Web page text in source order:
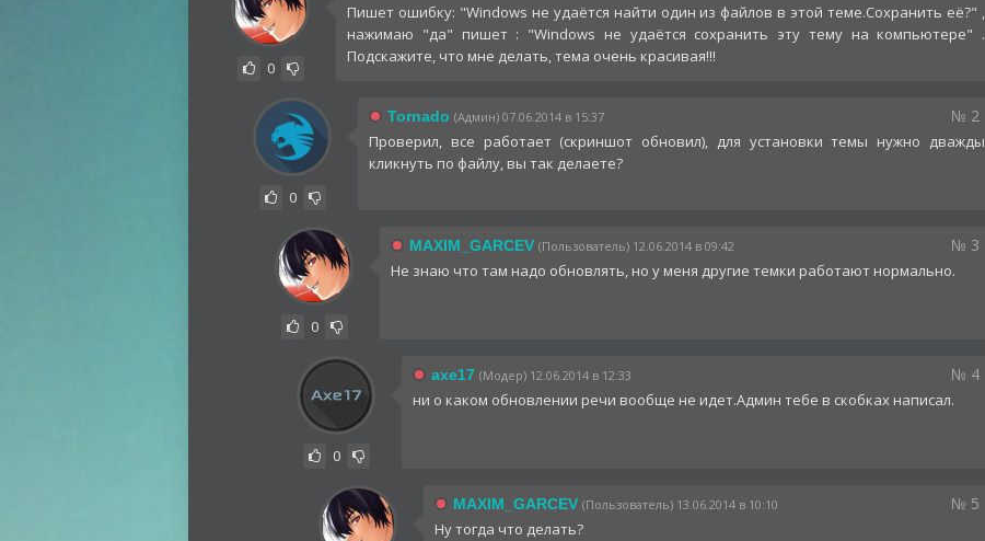
0
Пишет ошибку: "Windows не удаётся найти один из файлов в этой теме.Сохранить её?" ,
нажимаю "да" пишет : "Windows не удаётся сохранить эту тему на компьютере" .
Подскажите, что мне делать, тема очень красивая!!!
0
Tornado (Админ) 07.06.2014 в 15:37 № 2
Проверил, все работает (скриншот обновил), для установки темы нужно дважды
кликнуть по файлу, вы так делаете?
0
MAXIM_GARCEV (Пользователь) 12.06.2014 в 09:42 № 3
Не знаю что там надо обновлять, но у меня другие темки работают нормально.
0
axe17 (Модер) 12.06.2014 в 12:33 № 4
ни о каком обновлении речи вообще не идет.Админ тебе в скобках написал.
MAXIM_GARCEV (Пользователь) 13.06.2014 в 10:10 № 5
Ну тогда что делать?